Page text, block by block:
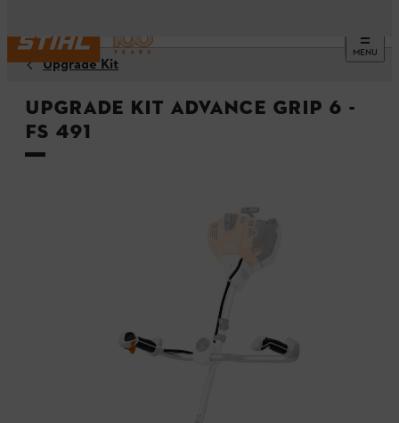
MENU
Upgrade Kit
Upgrade Kit Advance Grip 6 -
FS 491